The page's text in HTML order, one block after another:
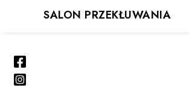
SALON PRZEKŁUWANIA